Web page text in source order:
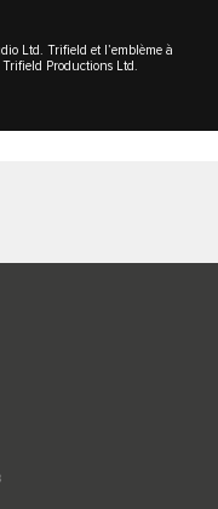
Ltd. Trifield et l’emblème à
Productions Ltd.